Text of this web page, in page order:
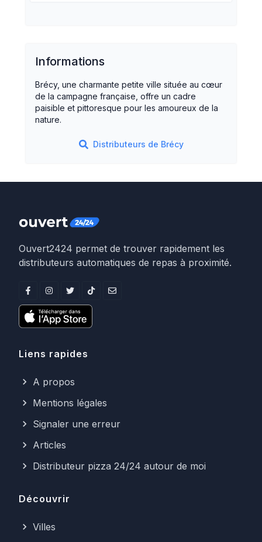
Informations
Brécy, une charmante petite ville située au cœur
de la campagne française, offre un cadre
paisible et pittoresque pour les amoureux de la
nature.
Distributeurs de Brécy
Ouvert2424 permet de trouver rapidement les
distributeurs automatiques de repas à proximité.
Liens rapides
A propos
Mentions légales
Signaler une erreur
Articles
Distributeur pizza 24/24 autour de moi
Découvrir
Villes